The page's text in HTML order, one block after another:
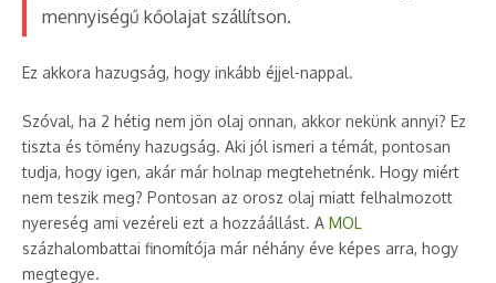
mennyiségű kőolajat szállítson.
Ez akkora hazugság, hogy inkább éjjel-nappal.
Szóval, ha 2 hétig nem jön olaj onnan, akkor nekünk annyi? Ez
tiszta és tömény hazugság. Aki jól ismeri a témát, pontosan
tudja, hogy igen, akár már holnap megtehetnénk. Hogy miért
nem teszik meg? Pontosan az orosz olaj miatt felhalmozott
nyereség ami vezéreli ezt a hozzáállást. A MOL
százhalombattai finomítója már néhány éve képes arra, hogy
megtegye.